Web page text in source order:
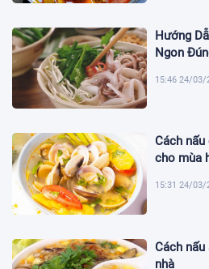
Hướng
Ngon
15:46 24/03/
Cách
cho mùa
15:31 24/03/
Cách
nhà